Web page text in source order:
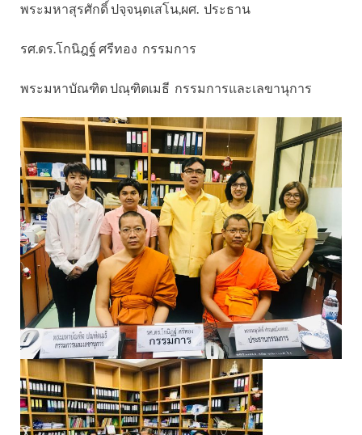
พระมหาสุรศักดิ์ ปจฺจนฺตเสโน,ผศ. ประธาน
รศ.ดร.โกนิฎฐ์ ศรีทอง กรรมการ
พระมหาบัณฑิต ปณฺฑิตเมธี กรรมการและเลขานุการ